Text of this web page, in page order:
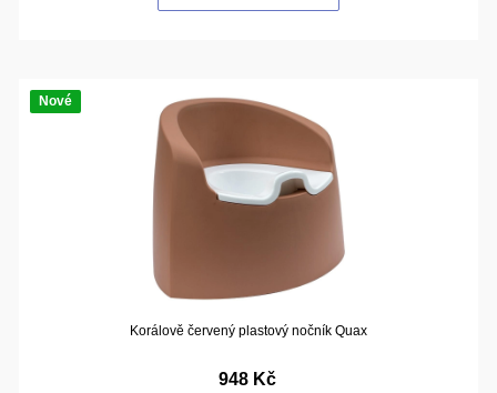
Nové
Korálově červený plastový nočník Quax
948 Kč